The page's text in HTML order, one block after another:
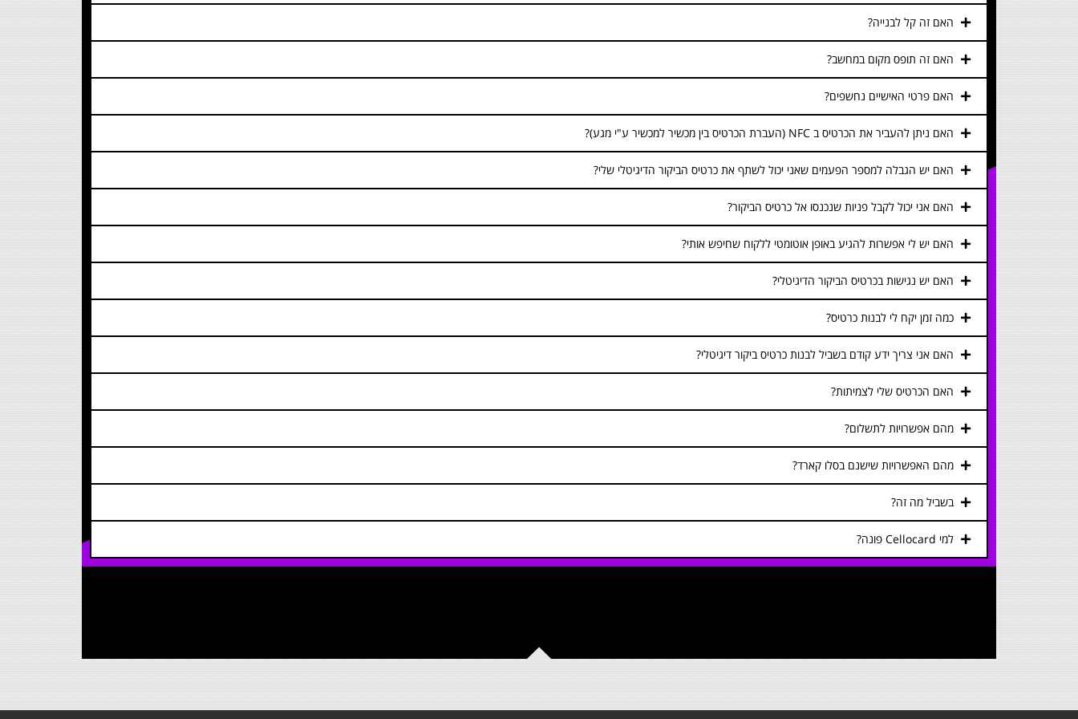
האם זה קל לבנייה?
האם זה תופס מקום במחשב?
האם פרטי האישיים נחשפים?
האם ניתן להעביר את הכרטיס ב NFC (העברת הכרטיס בין מכשיר למכשיר ע"י מגע)?
האם יש הגבלה למספר הפעמים שאני יכול לשתף את כרטיס הביקור הדיגיטלי שלי?
האם אני יכול לקבל פניות שנכנסו אל כרטיס הביקור?
האם יש לי אפשרות להגיע באופן אוטומטי ללקוח שחיפש אותי?
האם יש נגישות בכרטיס הביקור הדיגיטלי?
כמה זמן יקח לי לבנות כרטיס?
האם אני צריך ידע קודם בשביל לבנות כרטיס ביקור דיגיטלי?
האם הכרטיס שלי לצמיתות?
מהם אפשרויות לתשלום?
מהם האפשרויות שישנם בסלו קארד?
בשביל מה זה?
למי Cellocard פונה?